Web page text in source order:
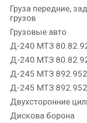
Груза передние,
грузов
Грузовые авто
Д-240 МТЗ
Д-240 МТЗ
Д-245 МТЗ 892.952
Д-245 МТЗ 892.952
Двухсторонние
Дискова борона